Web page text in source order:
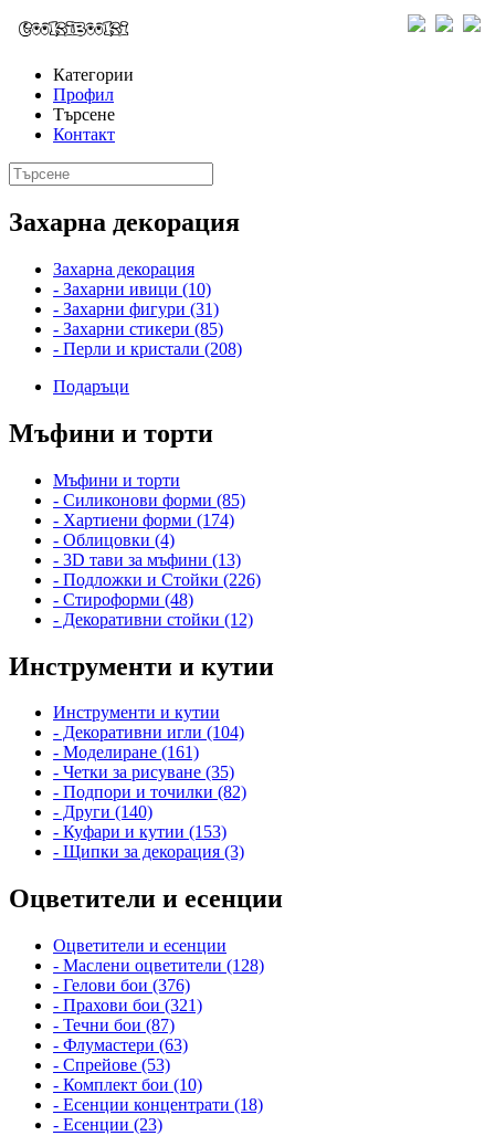
Категории
Профил
Търсене
Контакт
Захарна декорация
Захарна декорация
- Захарни ивици (10)
- Захарни фигури (31)
- Захарни стикери (85)
- Перли и кристали (208)
Подаръци
Мъфини и торти
Мъфини и торти
- Силиконови форми (85)
- Хартиени форми (174)
- Облицовки (4)
- 3D тави за мъфини (13)
- Подложки и Стойки (226)
- Стироформи (48)
- Декоративни стойки (12)
Инструменти и кутии
Инструменти и кутии
- Декоративни игли (104)
- Моделиране (161)
- Четки за рисуване (35)
- Подпори и точилки (82)
- Други (140)
- Куфари и кутии (153)
- Щипки за декорация (3)
Оцветители и есенции
Оцветители и есенции
- Маслени оцветители (128)
- Гелови бои (376)
- Прахови бои (321)
- Течни бои (87)
- Флумастери (63)
- Спрейове (53)
- Комплект бои (10)
- Есенции концентрати (18)
- Есенции (23)